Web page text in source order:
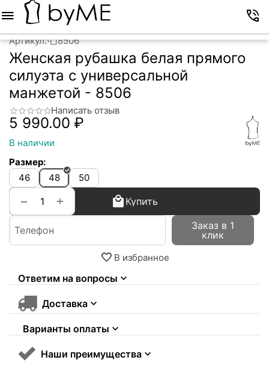
Артикул: 8506
Женская рубашка белая прямого
силуэта с универсальной
манжетой - 8506
Написать отзыв
5 990.00 ₽
В наличии
Размер:
46
48 50
+
−
Купить
Заказ в 1
клик
В избранное
Ответим на вопросы
Доставка
Варианты оплаты
Наши преимущества
Меню Корзина Контакты